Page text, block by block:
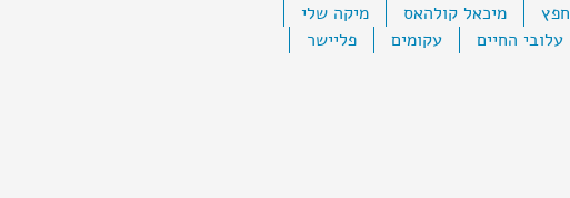
חפץ מיכאל קולהאס
מיקה שלי
עלובי החיים עקומים
פליישר